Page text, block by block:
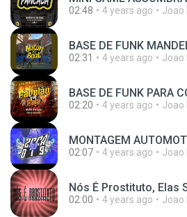
02:48 4 years ago Joao
BASE DE FUNK
02:31 4 years ago Joao
02:20 4 years ago Joao
02:07 4 years ago Joao
Nós É Prostituto, Elas
02:00 4 years ago Joao